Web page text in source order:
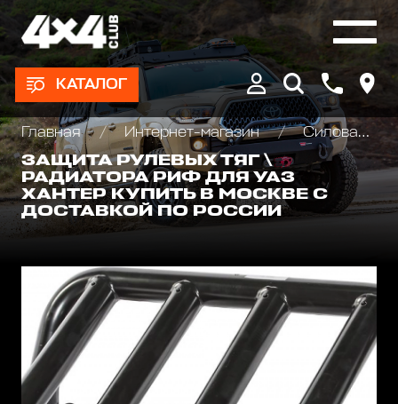
КАТАЛОГ
Главная Интернет-магазин
Силовая защита днища для внедорожников
ЗАЩИТА РУЛЕВЫХ ТЯГ \
РАДИАТОРА РИФ ДЛЯ УАЗ
ХАНТЕР КУПИТЬ В МОСКВЕ С
ДОСТАВКОЙ ПО РОССИИ